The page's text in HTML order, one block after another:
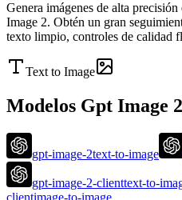
Genera imágenes de alta
Image 2. Obtén un gran
texto limpio, controles de calidad
Text to Image
Modelos Gpt Image
gpt-image-2text-to-image
gpt-image-2-clienttext-to-
clientimage-to-image